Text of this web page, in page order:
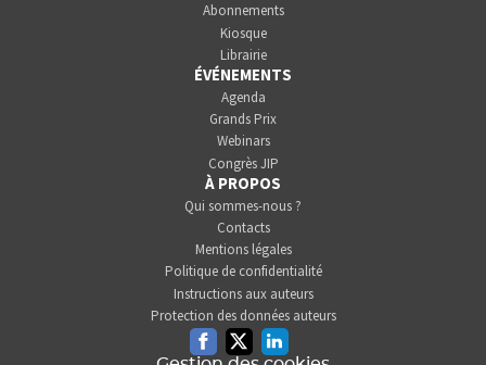
Abonnements
Kiosque
Librairie
ÉVÉNEMENTS
Agenda
Grands Prix
Webinars
Congrès JIP
À PROPOS
Qui sommes-nous ?
Contacts
Mentions légales
Politique de confidentialité
Instructions aux auteurs
Protection des données auteurs
FacebookTwitterLinkedin